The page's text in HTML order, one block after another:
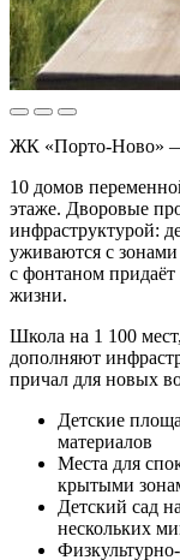
ЖК «Порто-Ново»
10 домов
этаже. Дворовые
инфраструктурой:
уживаются с
с фонтаном
жизни.
Школа на 1 100
дополняют
причал для новых
Детские
материалов
Места для
крытыми
Детский сад
нескольких